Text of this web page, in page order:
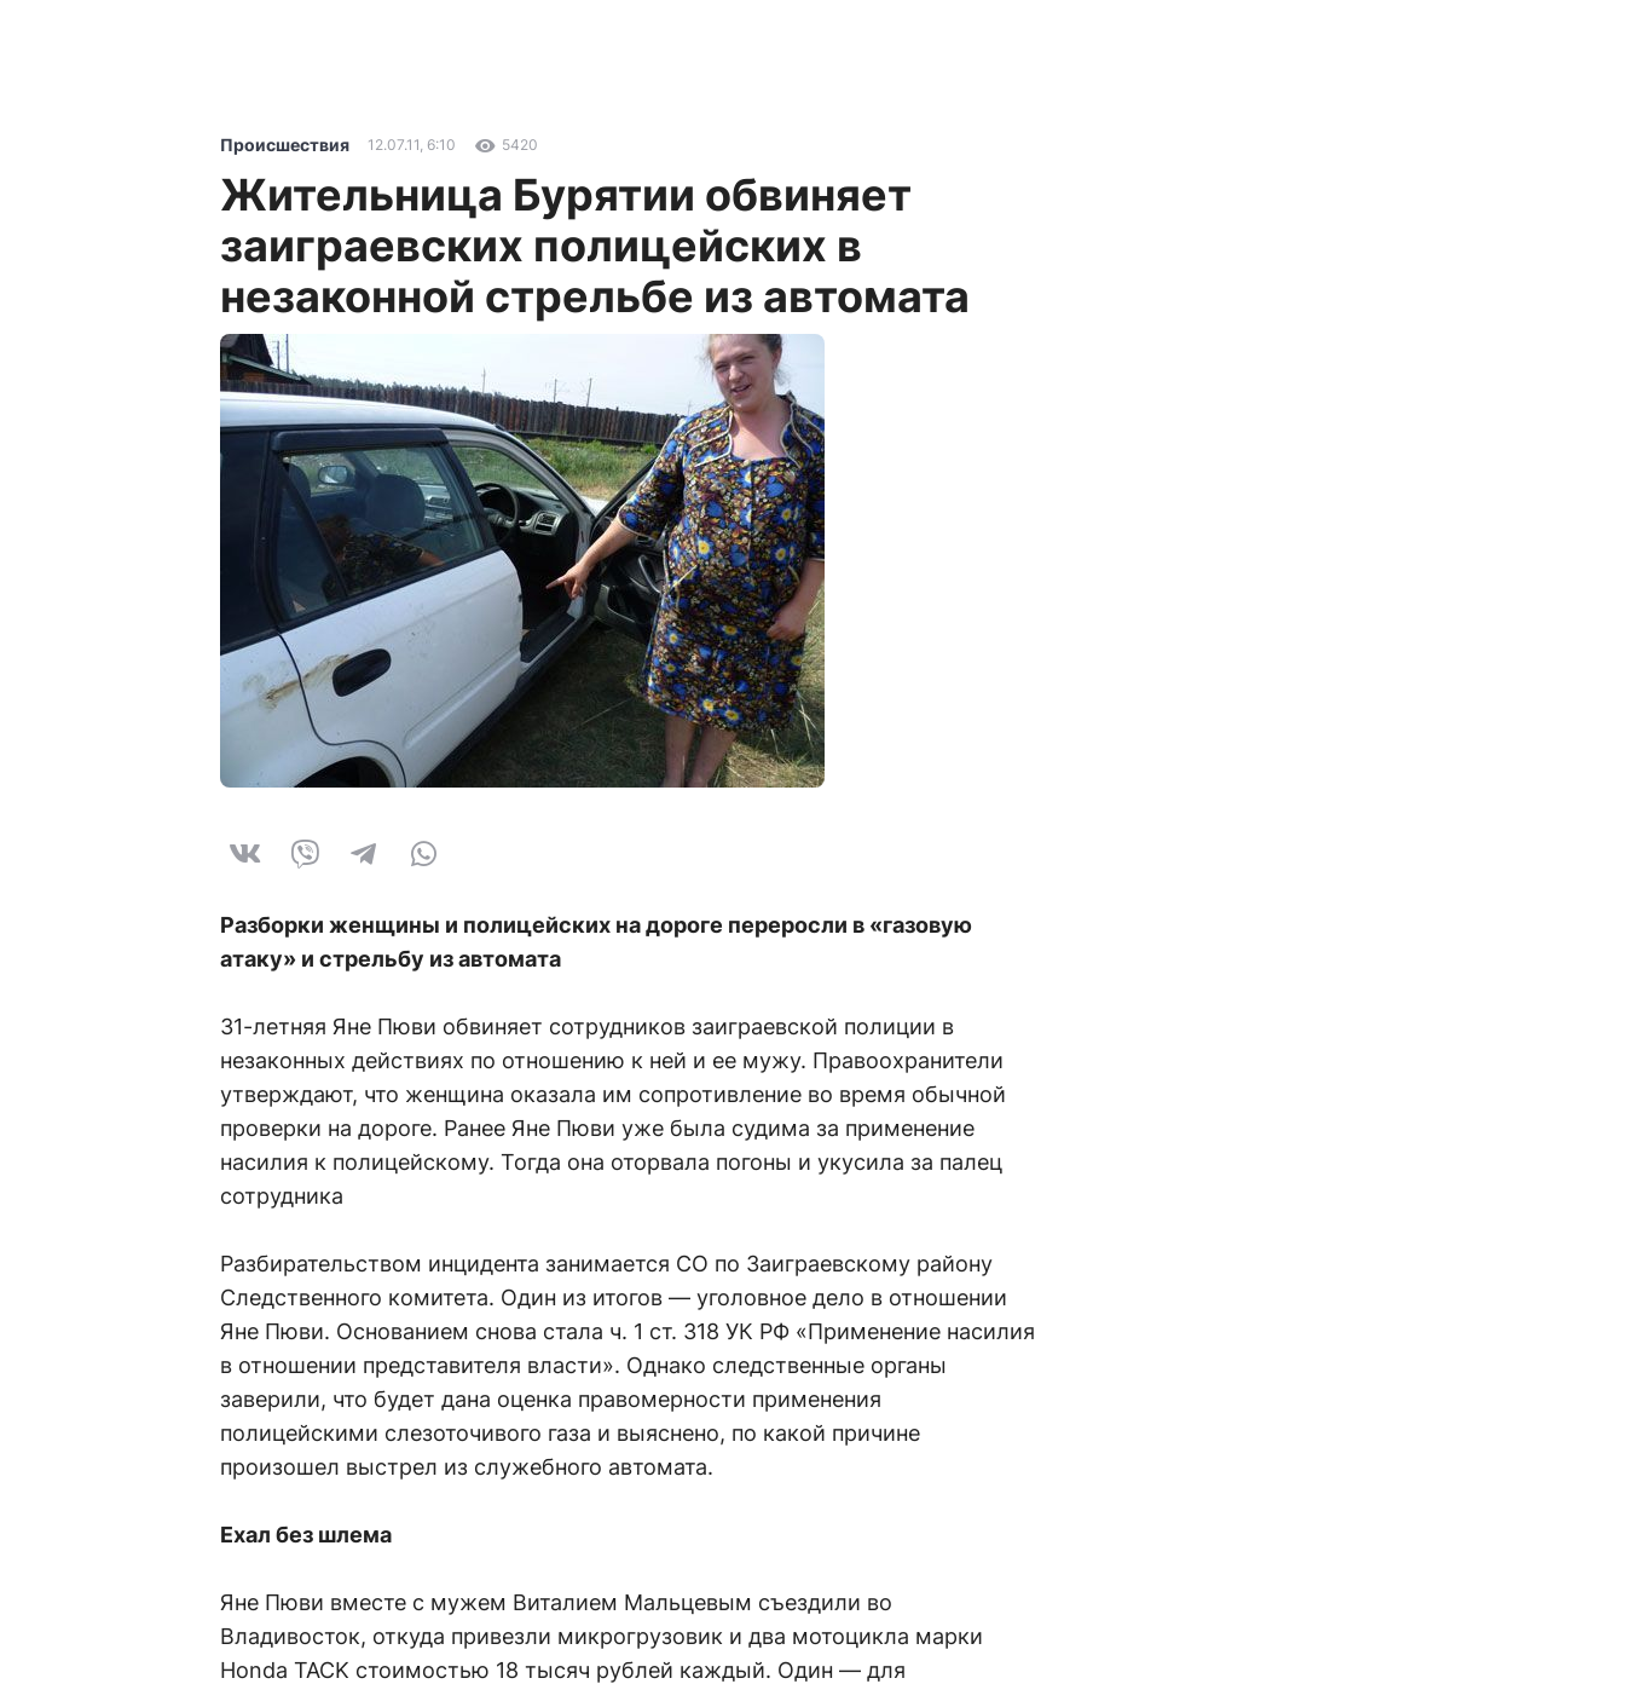
Происшествия 12.07.11, 6:10 5420
Жительница Бурятии обвиняет
заиграевских полицейских в
незаконной стрельбе из автомата
Разборки женщины и полицейских на дороге переросли в «газовую
атаку» и стрельбу из автомата
31-летняя Яне Пюви обвиняет сотрудников заиграевской полиции в
незаконных действиях по отношению к ней и ее мужу. Правоохранители
утверждают, что женщина оказала им сопротивление во время обычной
проверки на дороге. Ранее Яне Пюви уже была судима за применение
насилия к полицейскому. Тогда она оторвала погоны и укусила за палец
сотрудника
Разбирательством инцидента занимается СО по Заиграевскому району
Следственного комитета. Один из итогов — уголовное дело в отношении
Яне Пюви. Основанием снова стала ч. 1 ст. 318 УК РФ «Применение насилия
в отношении представителя власти». Однако следственные органы
заверили, что будет дана оценка правомерности применения
полицейскими слезоточивого газа и выяснено, по какой причине
произошел выстрел из служебного автомата.
Ехал без шлема
Яне Пюви вместе с мужем Виталием Мальцевым съездили во
Владивосток, откуда привезли микрогрузовик и два мотоцикла марки
Honda TACK стоимостью 18 тысяч рублей каждый. Один — для